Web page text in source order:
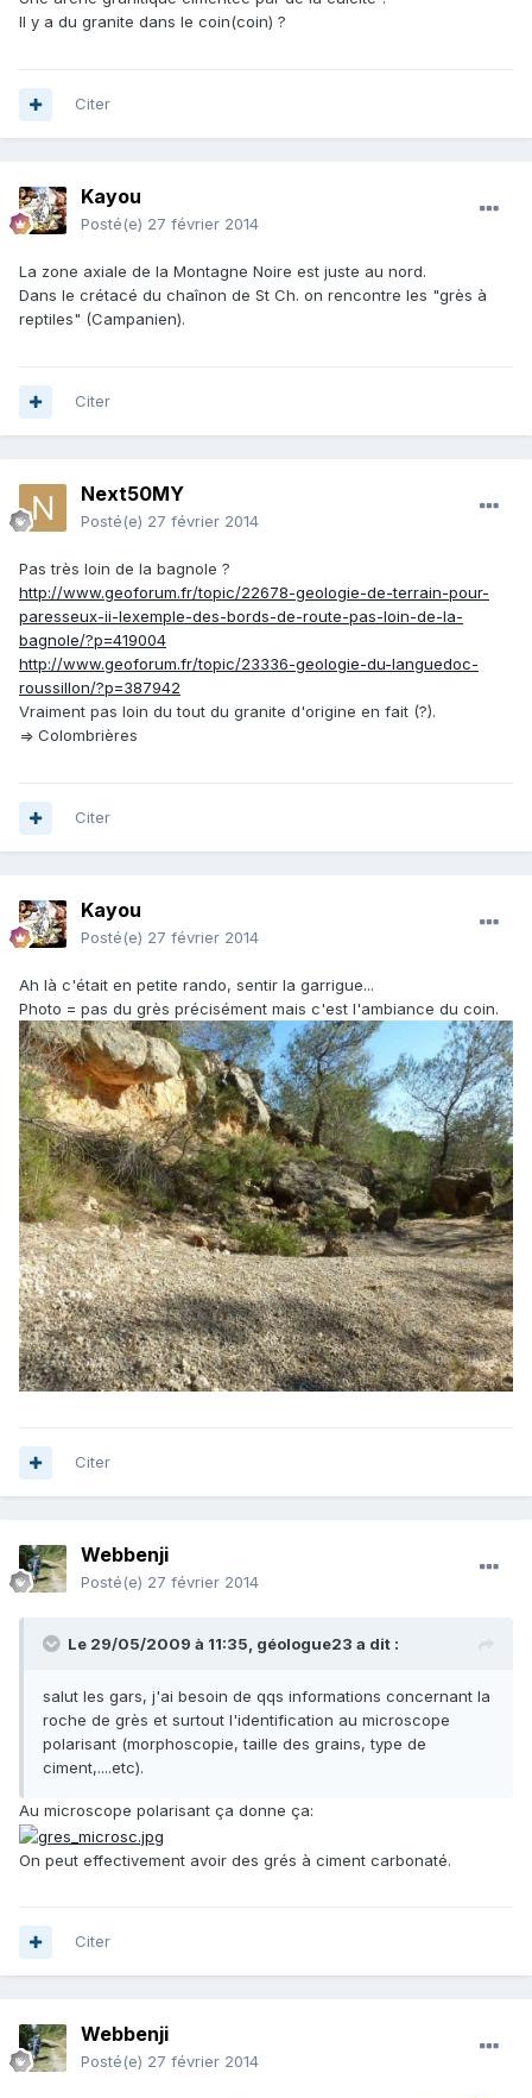
Il y a du granite dans le coin(coin) ?
Citer
Kayou
Posté(e) 27 février 2014
La zone axiale de la Montagne Noire est juste au nord.
Dans le crétacé du chaînon de St Ch. on rencontre les "grès à
reptiles" (Campanien).
Citer
Next50MY
Posté(e) 27 février 2014
Pas très loin de la bagnole ?
http://www.geoforum.fr/topic/22678-geologie-de-terrain-pour-
paresseux-ii-lexemple-des-bords-de-route-pas-loin-de-la-
bagnole/?p=419004
http://www.geoforum.fr/topic/23336-geologie-du-languedoc-
roussillon/?p=387942
Vraiment pas loin du tout du granite d'origine en fait (?).
=> Colombrières
Citer
Kayou
Posté(e) 27 février 2014
Ah là c'était en petite rando, sentir la garrigue...
Photo = pas du grès précisément mais c'est l'ambiance du coin.
Citer
Webbenji
Posté(e) 27 février 2014
Le 29/05/2009 à 11:35, géologue23 a dit :
salut les gars, j'ai besoin de qqs informations concernant la
roche de grès et surtout l'identification au microscope
polarisant (morphoscopie, taille des grains, type de
ciment,....etc).
Au microscope polarisant ça donne ça:
On peut effectivement avoir des grés à ciment carbonaté.
Citer
Webbenji
Posté(e) 27 février 2014